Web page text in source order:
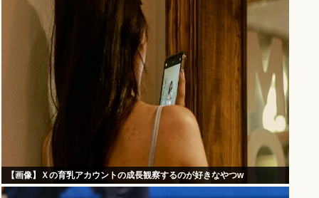
【画像】Ｘの育乳アカウントの成長観察するのが好きなやつw